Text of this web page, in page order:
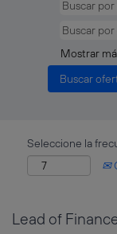
Mostrar
Seleccione la
Lead of